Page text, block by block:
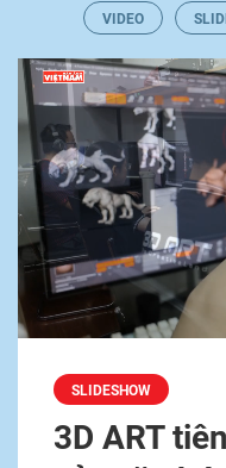
VIDEO
SLIDESHOW
3D ART